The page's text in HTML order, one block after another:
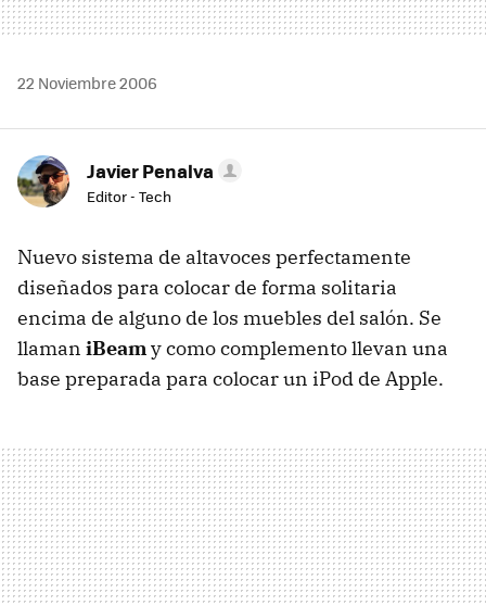
22 Noviembre 2006
Javier Penalva
Editor - Tech
Nuevo sistema de altavoces perfectamente
diseñados para colocar de forma solitaria
encima de alguno de los muebles del salón. Se
llaman iBeamy como complemento llevan una
base preparada para colocar un iPod de Apple.